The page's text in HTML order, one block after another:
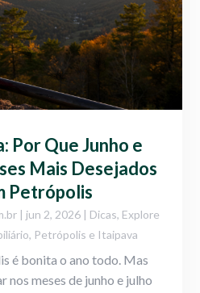
Por Que Junho e
Mais Desejados
Petrópolis
| jun 2, 2026 | Dicas, Explore
, Petrópolis e Itaipava
é bonita o ano todo. Mas
meses de junho e julho